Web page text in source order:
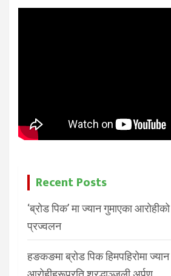
Recent Posts
‘ब्रोड पिक’ मा ज्यान गुमाएका
प्रज्वलन
हङकङमा ब्रोड पिक हिमपहिरोमा